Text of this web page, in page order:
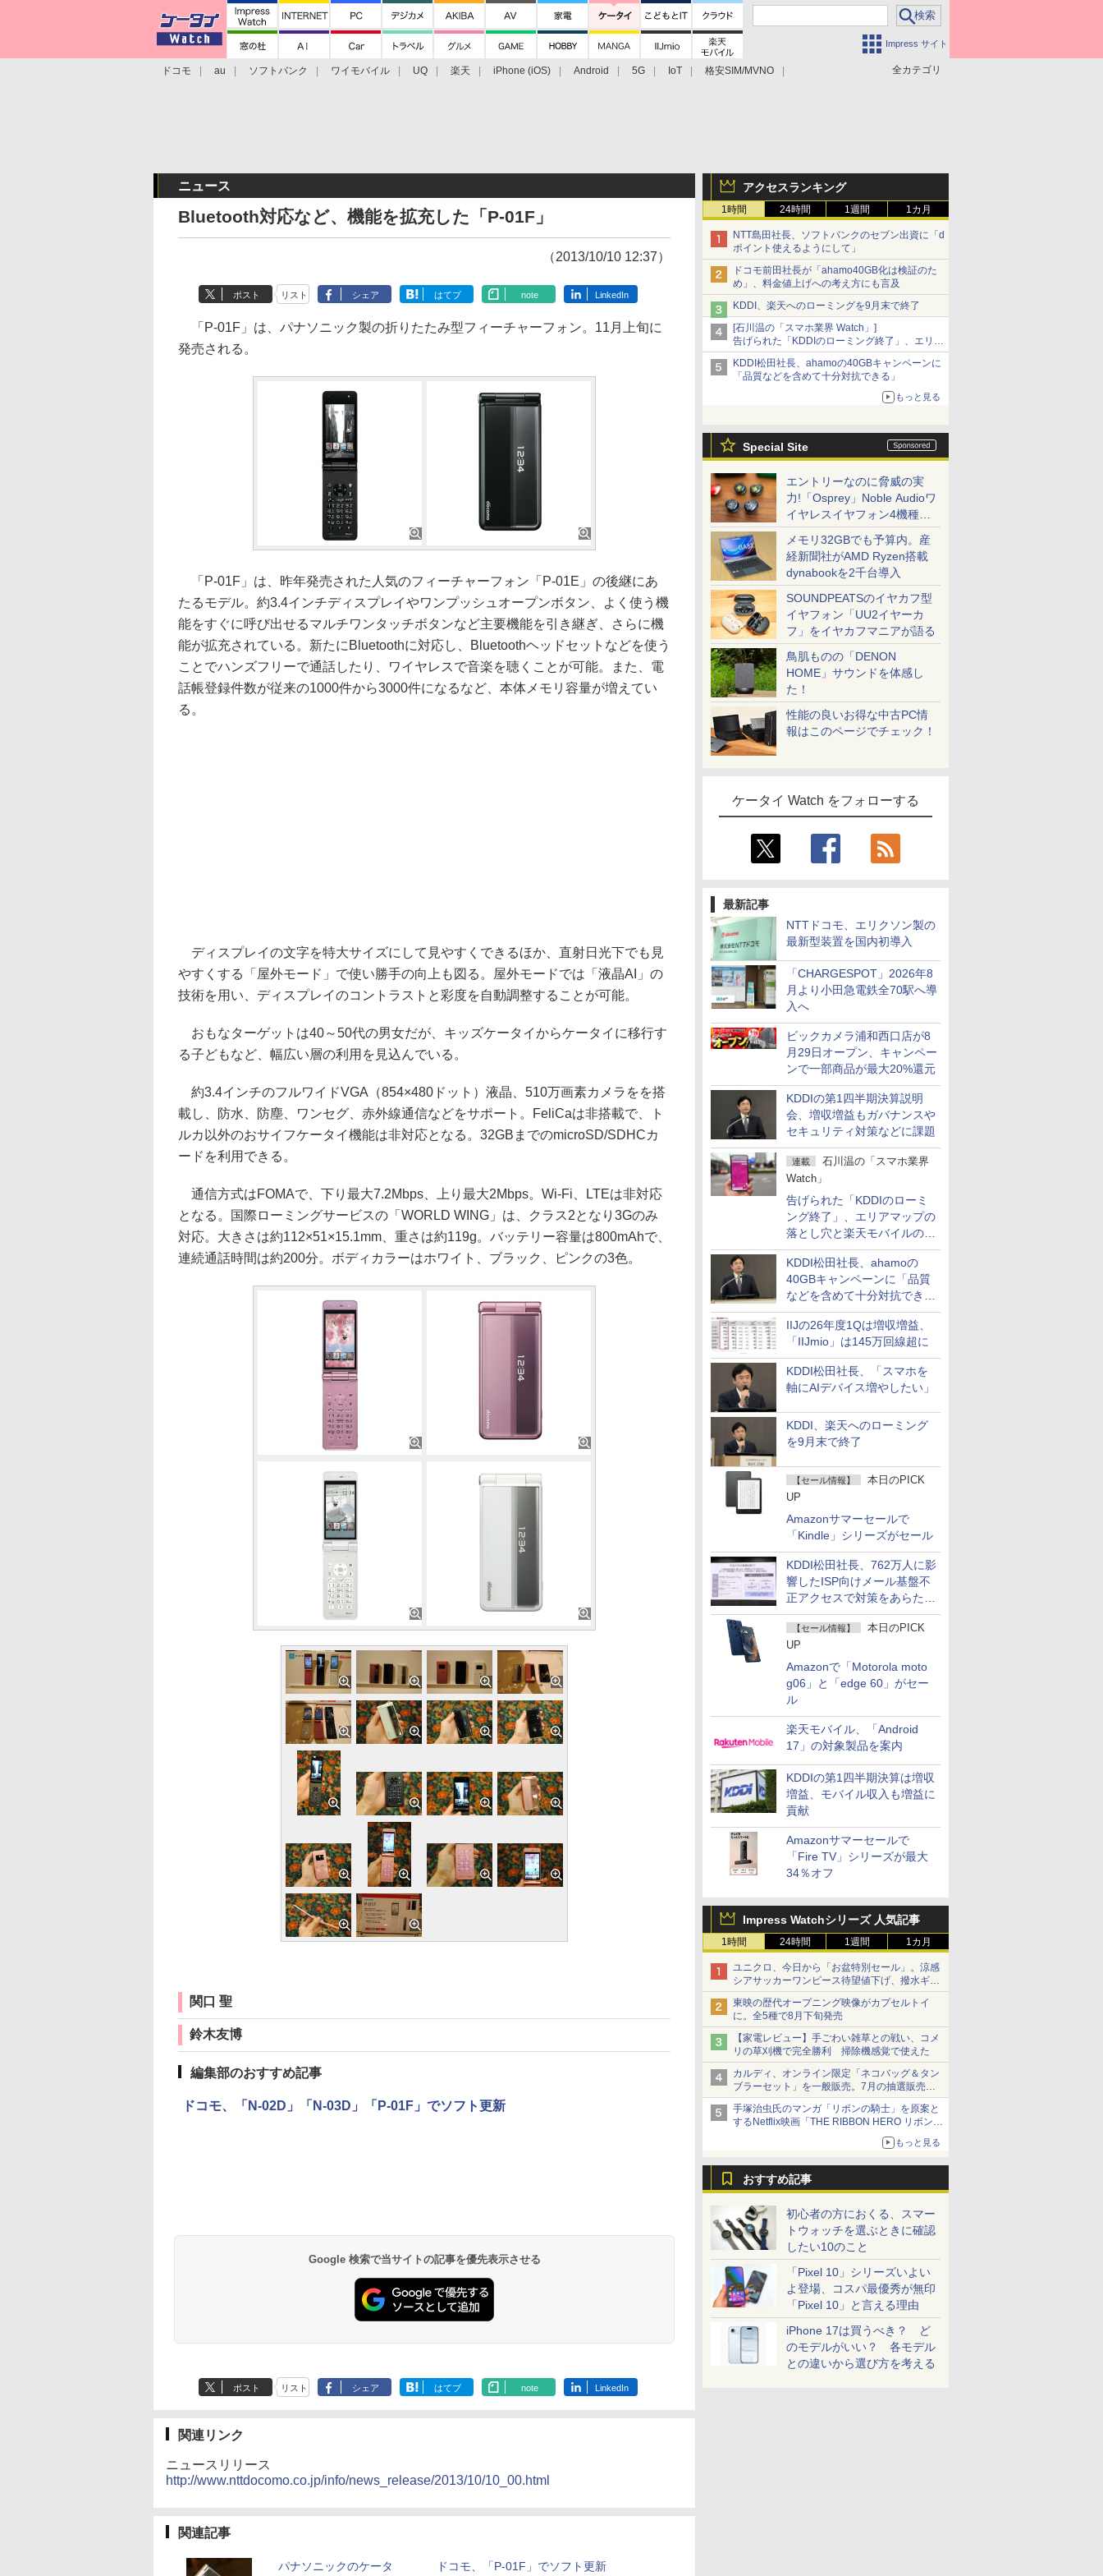
Impress サイト
全カテゴリ
ドコモ au ソフトバンク ワイモバイル UQ 楽天 iPhone (iOS) Android 5G IoT
格安SIM/MVNO
アクセスランキング
1時間 24時間 1週間 1カ月
NTT島田社長、ソフトバンクのセブン出資に「d
ポイント使えるようにして」
ドコモ前田社長が「ahamo40GB化は検証のた
め」、料金値上げへの考え方にも言及
KDDI、楽天へのローミングを9月末で終了
[石川温の「スマホ業界 Watch」]
告げられた「KDDIのローミング終了」、エリア
マップの落とし穴と楽天モバイルの課題
KDDI松田社長、ahamoの40GBキャンペーンに
「品質などを含めて十分対抗できる」
もっと見る
Special Site
エントリーなのに脅威の実
力!「Osprey」Noble Audioワ
イヤレスイヤフォン4機種を
一気に聴く
メモリ32GBでも予算内。産
経新聞社がAMD Ryzen搭載
dynabookを2千台導入
SOUNDPEATSのイヤカフ型
イヤフォン「UU2イヤーカ
フ」をイヤカフマニアが語る
鳥肌ものの「DENON
HOME」サウンドを体感し
た！
性能の良いお得な中古PC情
報はこのページでチェック！
ケータイ Watch をフォローする
最新記事
NTTドコモ、エリクソン製の
最新型装置を国内初導入
「CHARGESPOT」2026年8
月より小田急電鉄全70駅へ導
入へ
ビックカメラ浦和西口店が8
月29日オープン、キャンペー
ンで一部商品が最大20%還元
KDDIの第1四半期決算説明
会、増収増益もガバナンスや
セキュリティ対策などに課題
連載
石川温の「スマホ業界
Watch」
告げられた「KDDIのローミ
ング終了」、エリアマップの
落とし穴と楽天モバイルの課
題
KDDI松田社長、ahamoの
40GBキャンペーンに「品質
などを含めて十分対抗でき
る」
IIJの26年度1Qは増収増益、
「IIJmio」は145万回線超に
KDDI松田社長、「スマホを
軸にAIデバイス増やしたい」
KDDI、楽天へのローミング
を9月末で終了
【セール情報】
本日のPICK
UP
Amazonサマーセールで
「Kindle」シリーズがセール
KDDI松田社長、762万人に影
響したISP向けメール基盤不
正アクセスで対策をあらため
て説明
【セール情報】
本日のPICK
UP
Amazonで「Motorola moto
g06」と「edge 60」がセー
ル
楽天モバイル、「Android
17」の対象製品を案内
KDDIの第1四半期決算は増収
増益、モバイル収入も増益に
貢献
Amazonサマーセールで
「Fire TV」シリーズが最大
34％オフ
Impress Watchシリーズ 人気記事
1時間 24時間 1週間 1カ月
ユニクロ、今日から「お盆特別セール」。涼感
シアサッカーワンピース待望値下げ、撥水ギア
ショーツは1990円に
東映の歴代オープニング映像がカプセルトイ
に。全5種で8月下旬発売
【家電レビュー】手ごわい雑草との戦い、コメ
リの草刈機で完全勝利 掃除機感覚で使えた
カルディ、オンライン限定「ネコバッグ＆タン
ブラーセット」を一般販売。7月の抽選販売の
当選無効分
手塚治虫氏のマンガ「リボンの騎士」を原案と
するNetflix映画「THE RIBBON HERO リボンヒ
もっと見る
おすすめ記事
初心者の方におくる、スマー
トウォッチを選ぶときに確認
したい10のこと
「Pixel 10」シリーズいよい
よ登場、コスパ最優秀が無印
「Pixel 10」と言える理由
iPhone 17は買うべき？ ど
のモデルがいい？ 各モデル
との違いから選び方を考える
ニュース
Bluetooth対応など、機能を拡充した「P-01F」
（2013/10/10 12:37）
ポスト リスト シェア はてブ note LinkedIn
「P-01F」は、パナソニック製の折りたたみ型フィーチャーフォン。11月上旬に
発売される。
「P-01F」は、昨年発売された人気のフィーチャーフォン「P-01E」の後継にあ
たるモデル。約3.4インチディスプレイやワンプッシュオープンボタン、よく使う機
能をすぐに呼び出せるマルチワンタッチボタンなど主要機能を引き継ぎ、さらに機
能が拡充されている。新たにBluetoothに対応し、Bluetoothヘッドセットなどを使う
ことでハンズフリーで通話したり、ワイヤレスで音楽を聴くことが可能。また、電
話帳登録件数が従来の1000件から3000件になるなど、本体メモリ容量が増えてい
る。
ディスプレイの文字を特大サイズにして見やすくできるほか、直射日光下でも見
やすくする「屋外モード」で使い勝手の向上も図る。屋外モードでは「液晶AI」の
技術を用い、ディスプレイのコントラストと彩度を自動調整することが可能。
おもなターゲットは40～50代の男女だが、キッズケータイからケータイに移行す
る子どもなど、幅広い層の利用を見込んでいる。
約3.4インチのフルワイドVGA（854×480ドット）液晶、510万画素カメラをを搭
載し、防水、防塵、ワンセグ、赤外線通信などをサポート。FeliCaは非搭載で、ト
ルカ以外のおサイフケータイ機能は非対応となる。32GBまでのmicroSD/SDHCカ
ードを利用できる。
通信方式はFOMAで、下り最大7.2Mbps、上り最大2Mbps。Wi-Fi、LTEは非対応
となる。国際ローミングサービスの「WORLD WING」は、クラス2となり3Gのみ
対応。大きさは約112×51×15.1mm、重さは約119g。バッテリー容量は800mAhで、
連続通話時間は約200分。ボディカラーはホワイト、ブラック、ピンクの3色。
関口 聖
鈴木友博
編集部のおすすめ記事
ドコモ、「N-02D」「N-03D」「P-01F」でソフト更新
Google 検索で当サイトの記事を優先表示させる
ポスト リスト シェア はてブ note LinkedIn
関連リンク
ニュースリリース
http://www.nttdocomo.co.jp/info/news_release/2013/10/10_00.html
関連記事
パナソニックのケータ
ドコモ、「P-01F」でソフト更新